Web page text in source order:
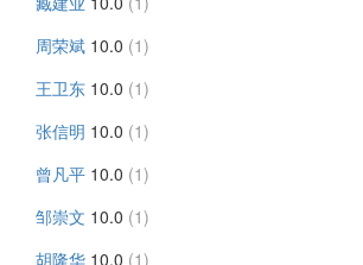
周荣斌 10.0 (1)
王卫东 10.0 (1)
张信明 10.0 (1)
曾凡平 10.0 (1)
邹崇文 10.0 (1)
胡隆华 10.0 (1)